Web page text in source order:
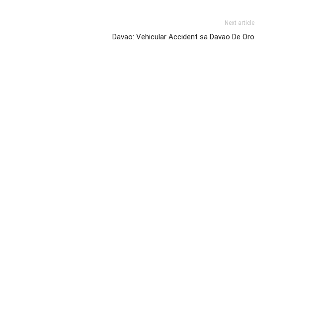
Next article
Davao: Vehicular Accident sa Davao De Oro